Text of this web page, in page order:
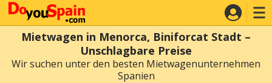
Mietwagen in Menorca, Biniforcat Stadt –
Unschlagbare Preise
Wir suchen unter den besten Mietwagenunternehmen
Spanien